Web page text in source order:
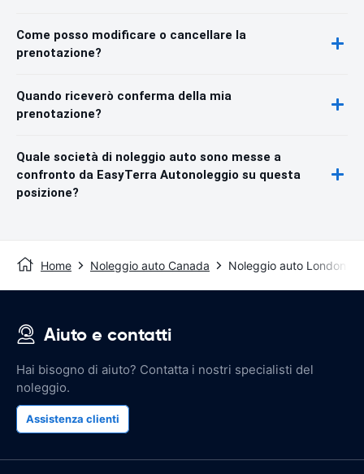
Come posso modificare o cancellare la
prenotazione?
Quando riceverò conferma della mia
prenotazione?
Quale società di noleggio auto sono messe a
confronto da EasyTerra Autonoleggio su questa
posizione?
Home Noleggio auto Canada Noleggio auto London
Aiuto e contatti
Hai bisogno di aiuto? Contatta i nostri specialisti del
noleggio.
Assistenza clienti